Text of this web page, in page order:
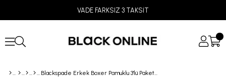
VADE FARKSIZ 3 TAKSİT
Blackspade Erkek Boxer Pamuklu 3'lü Paket 9670